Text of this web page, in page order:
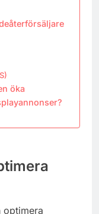
öka
optimera